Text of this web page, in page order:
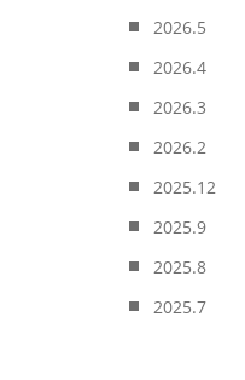
2026.5
2026.4
2026.3
2026.2
2025.12
2025.9
2025.8
2025.7